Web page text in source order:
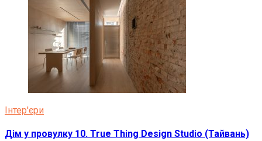
Інтер'єри
Дім у провулку 10. True Thing Design Studio (Тайвань)